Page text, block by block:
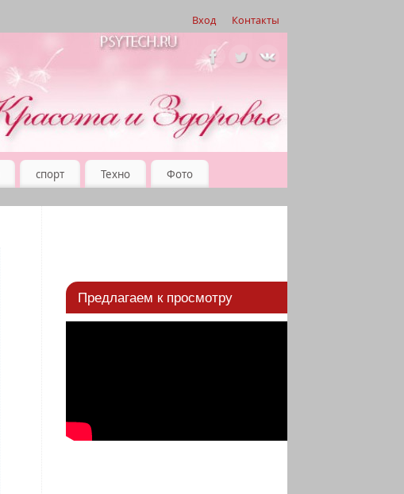
Вход Контакты
спорт Техно Фото
Предлагаем к просмотру